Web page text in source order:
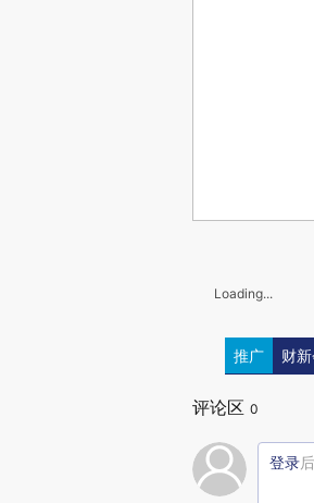
Loading...
推广 财
评论区 0
登录